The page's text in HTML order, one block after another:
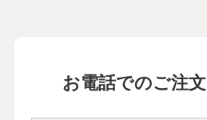
お電話でのご注